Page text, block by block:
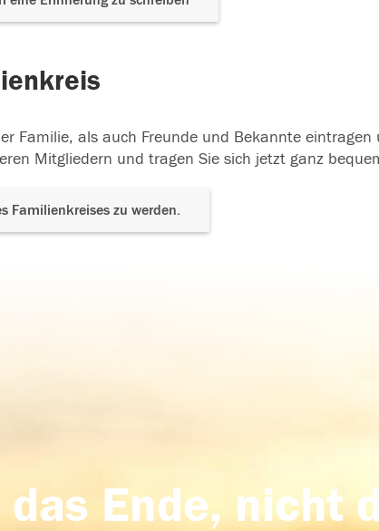
Familie, als auch Freunde und Bekannte eintragen
Mitgliedern und tragen Sie sich jetzt ganz
Familienkreises zu werden.
Ende, nicht